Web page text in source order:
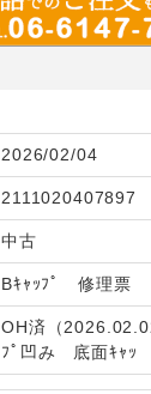
2026/02/04
2111020407897
中古
Bｷｬｯﾌﾟ 修理票
OH済（
ﾌﾟ凹み 底面ｷｬｯ